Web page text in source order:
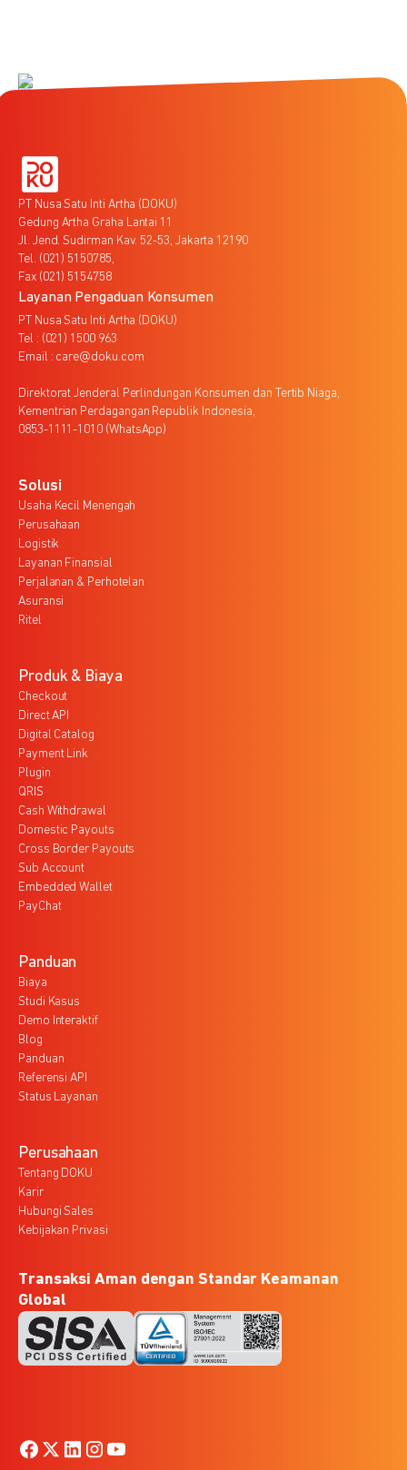
PT Nusa Satu Inti Artha (DOKU)
Gedung Artha Graha Lantai 11
Jl. Jend. Sudirman Kav. 52-53, Jakarta 12190
Tel. (021) 5150785,
Fax (021) 5154758
Layanan Pengaduan Konsumen
PT Nusa Satu Inti Artha (DOKU)
Tel : (021) 1500 963
Email : care@doku.com
Direktorat Jenderal Perlindungan Konsumen dan Tertib Niaga,
Kementrian Perdagangan Republik Indonesia,
0853-1111-1010 (WhatsApp)
Solusi
Usaha Kecil Menengah
Perusahaan
Logistik
Layanan Finansial
Perjalanan & Perhotelan
Asuransi
Ritel
Produk & Biaya
Checkout
Direct API
Digital Catalog
Payment Link
Plugin
QRIS
Cash Withdrawal
Domestic Payouts
Cross Border Payouts
Sub Account
Embedded Wallet
PayChat
Panduan
Biaya
Studi Kasus
Demo Interaktif
Blog
Panduan
Referensi API
Status Layanan
Perusahaan
Tentang DOKU
Karir
Hubungi Sales
Kebijakan Privasi
Transaksi Aman dengan Standar Keamanan
Global